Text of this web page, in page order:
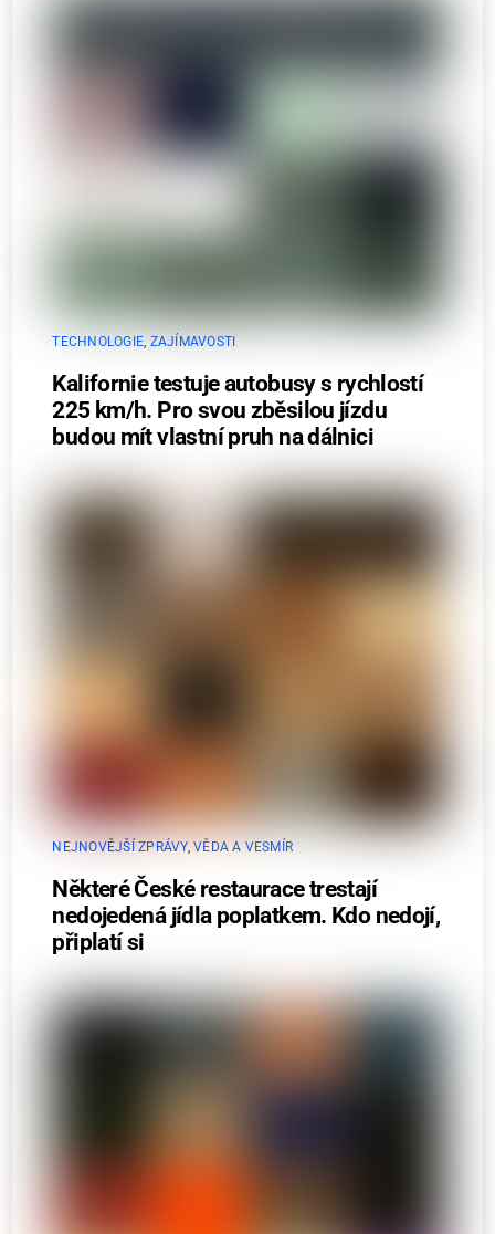
TECHNOLOGIE, ZAJÍMAVOSTI
Kalifornie testuje autobusy s rychlostí
225 km/h. Pro svou zběsilou jízdu
budou mít vlastní pruh na dálnici
NEJNOVĚJŠÍ ZPRÁVY,VĚDA A VESMÍR
Některé České restaurace trestají
nedojedená jídla poplatkem. Kdo nedojí,
připlatí si